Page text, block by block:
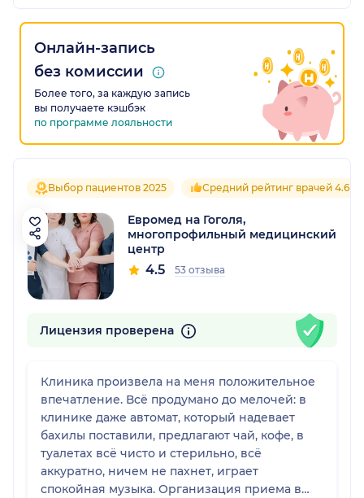
Онлайн-запись
без комиссии
Более того, за каждую запись
вы получаете кэшбэк
по программе лояльности
Выбор пациентов 2025 Средний рейтинг врачей 4.6
Евромед на Гоголя,
многопрофильный медицинский
центр
4.5 53 отзыва
Лицензия проверена
Клиника произвела на меня положительное
впечатление. Всё продумано до мелочей: в
клинике даже автомат, который надевает
бахилы поставили, предлагают чай, кофе, в
туалетах всё чисто и стерильно, всё
аккуратно, ничем не пахнет, играет
спокойная музыка. Организация приема в